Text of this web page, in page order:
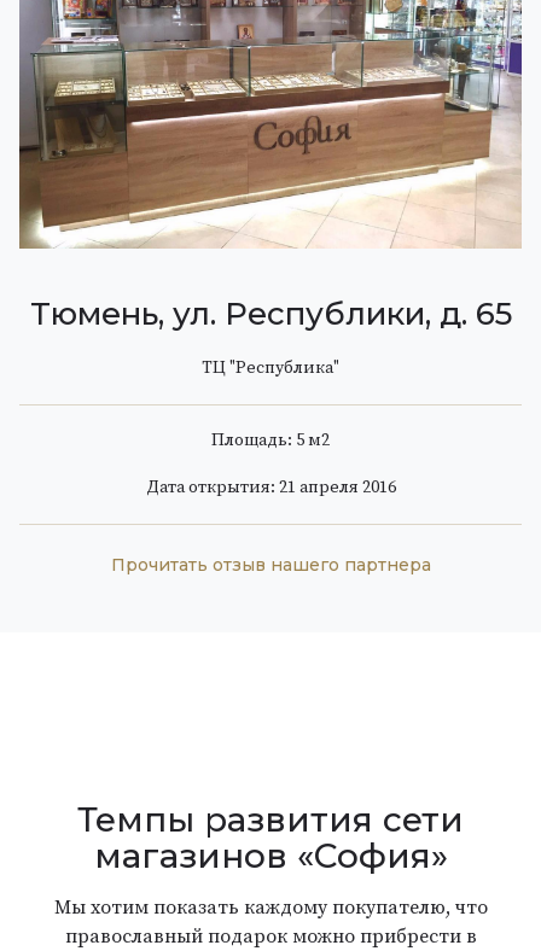
Тюмень, ул. Республики, д. 65
ТЦ "Республика"
Площадь: 5 м2
Дата открытия: 21 апреля 2016
Прочитать отзыв нашего партнера
Темпы развития сети
магазинов «София»
Мы хотим показать каждому покупателю, что
православный подарок можно прибрести в